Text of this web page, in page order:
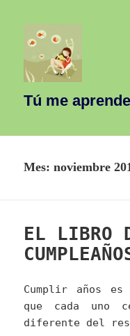
Tú me
Mes:noviembre
EL LIBRO
Cumplir años
que cada uno
diferente del